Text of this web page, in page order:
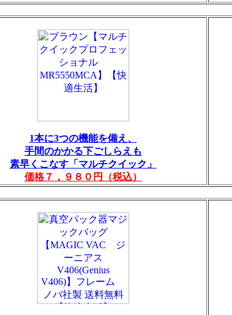
1本に3つの機能を備え、
手間のかかる下ごしらえも
素早くこなす「マルチクイック」
価格７，９８０円（税込）